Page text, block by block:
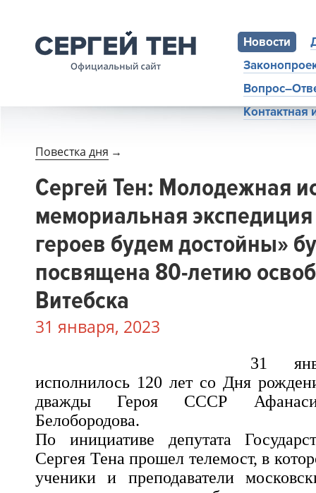
Новости
Повестка дня →
Сергей Тен: Молодежная
мемориальная
героев будем достойны»
посвящена 80-летию
Витебска
31 января, 2023
31
исполнилось 120 лет со Дня
дважды Героя СССР
Белобородова.
По инициативе депутата
Сергея Тена прошел телемост, в
ученики и преподаватели